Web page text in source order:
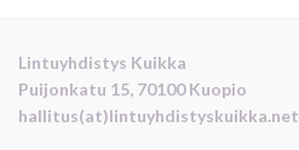
Lintuyhdistys Kuikka
Puijonkatu 15, 70100 Kuopio
hallitus(at)lintuyhdistyskuikka.net